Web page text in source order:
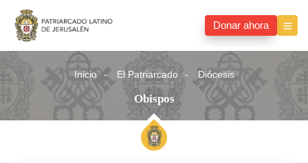
Donar ahora
Inicio El Patriarcado Diócesis
Obispos